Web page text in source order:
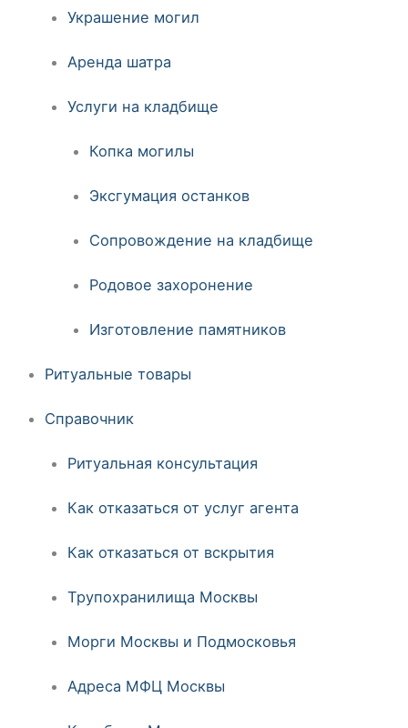
Украшение могил
Аренда шатра
Услуги на кладбище
Копка могилы
Эксгумация останков
Сопровождение на кладбище
Родовое захоронение
Изготовление памятников
Ритуальные товары
Справочник
Ритуальная консультация
Как отказаться от услуг агента
Как отказаться от вскрытия
Трупохранилища Москвы
Морги Москвы и Подмосковья
Адреса МФЦ Москвы